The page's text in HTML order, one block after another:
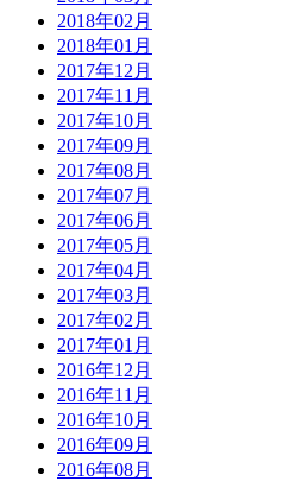
2018年02月
2018年01月
2017年12月
2017年11月
2017年10月
2017年09月
2017年08月
2017年07月
2017年06月
2017年05月
2017年04月
2017年03月
2017年02月
2017年01月
2016年12月
2016年11月
2016年10月
2016年09月
2016年08月